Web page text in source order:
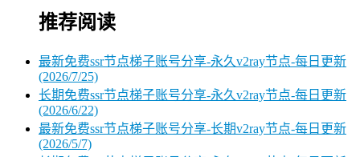
推荐阅读
最新免费ssr节点梯子账号分享-永久v2ray节点-每日更新
(2026/7/25)
长期免费ssr节点梯子账号分享-永久v2ray节点-每日更新
(2026/6/22)
最新免费ssr节点梯子账号分享-长期v2ray节点-每日更新
(2026/5/7)